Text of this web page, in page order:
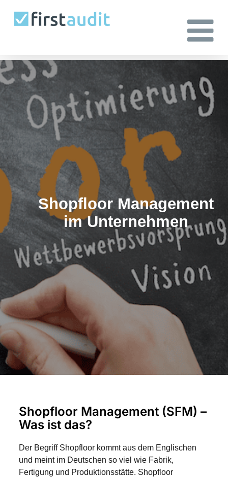
Inhalt
Shopfloor Management
im Unternehmen
Shopfloor Management (SFM) –
Was ist das?
Der Begriff Shopfloor kommt aus dem Englischen
und meint im Deutschen so viel wie Fabrik,
Fertigung und Produktionsstätte. Shopfloor